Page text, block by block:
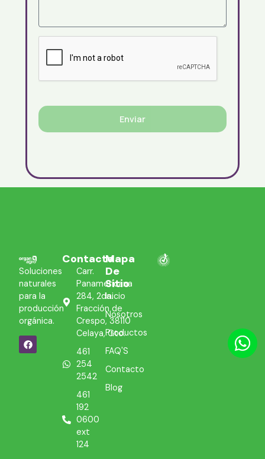
Enviar
Soluciones
naturales
para la
producción
orgánica.
Contacto
Carr.
Panamericana
284, 2da.
Fracción de
Crespo, 38110
Celaya, Gto.
461
254
2542
461
192
0600
ext
124
Mapa
De
Sitio
Inicio
Nosotros
Productos
FAQ'S
Contacto
Blog